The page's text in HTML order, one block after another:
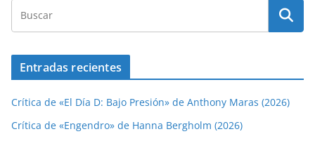
Entradas recientes
Crítica de «El Día D: Bajo Presión» de Anthony Maras (2026)
Crítica de «Engendro» de Hanna Bergholm (2026)